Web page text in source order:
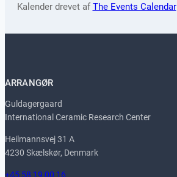
Kalender drevet afThe Events Calendar
ARRANGØR
Guldagergaard
International Ceramic Research Center
Heilmannsvej 31 A
4230 Skælskør, Denmark
+45 58 19 00 16